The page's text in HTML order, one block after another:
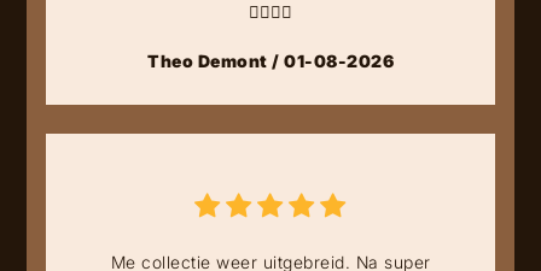
👍🏻👍🏻
Theo Demont / 01-08-2026
Me collectie weer uitgebreid. Na super